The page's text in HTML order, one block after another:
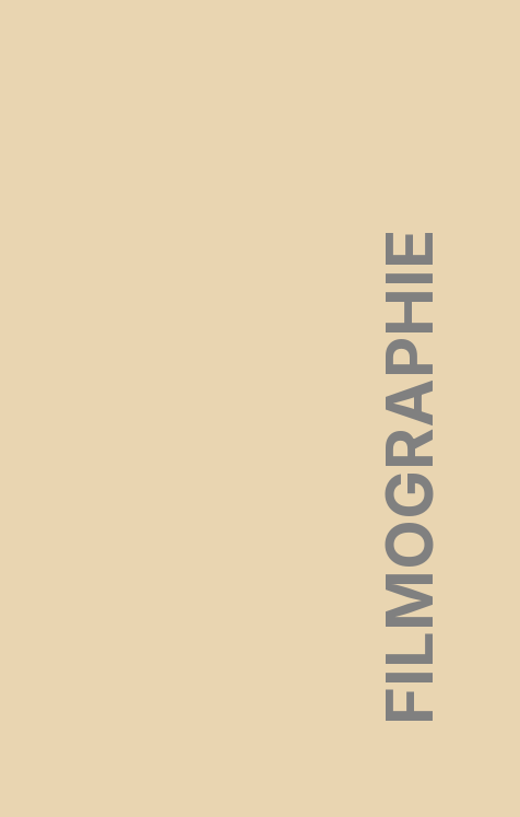
FILMOGRAPHIE